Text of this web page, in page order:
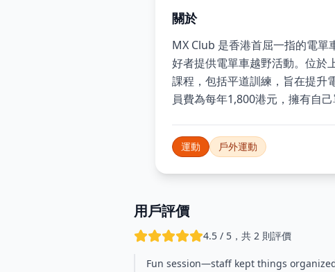
關於
MX Club 是香港首屈一指的電
好者提供電單車越野活動。位於
課程，包括平道訓練，旨在提升
員費為每年1,800港元，擁有自
運動 戶外運動
用戶評價
4.5 / 5，共 2 則評價
Fun session—staff kept things